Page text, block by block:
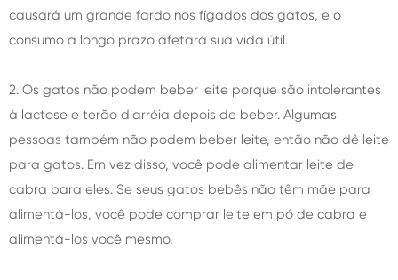
causará um grande fardo nos fígados dos gatos, e o
consumo a longo prazo afetará sua vida útil.
2. Os gatos não podem beber leite porque são intolerantes
à lactose e terão diarréia depois de beber. Algumas
pessoas também não podem beber leite, então não dê leite
para gatos. Em vez disso, você pode alimentar leite de
cabra para eles. Se seus gatos bebês não têm mãe para
alimentá-los, você pode comprar leite em pó de cabra e
alimentá-los você mesmo.